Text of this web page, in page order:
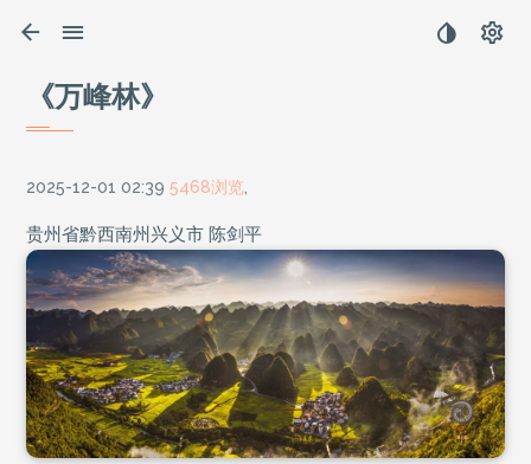
《万峰林》
2025-12-01 02:39 5468浏览
贵州省黔西南州兴义市 陈剑平